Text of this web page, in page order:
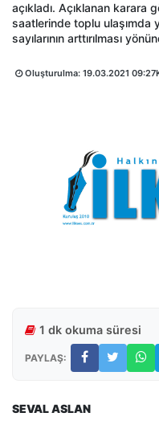
açıkladı. Açıklanan karara
saatlerinde toplu
sayılarının arttırılması
Oluşturulma: 19.03.2021 09:27
1 dk okuma süresi
PAYLAŞ:
SEVAL ASLAN